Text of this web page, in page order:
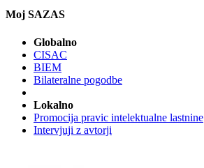
Moj SAZAS
Globalno
CISAC
BIEM
Bilateralne pogodbe
Lokalno
Promocija pravic intelektualne lastnine
Intervjuji z avtorji